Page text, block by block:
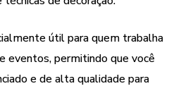
útil para quem trabalha
eventos, permitindo que você
e de alta qualidade para